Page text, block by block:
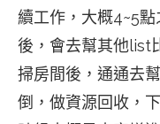
續工作，大概4~5
後，會去幫其他list
掃房間後，通通去
倒，做資源回收，